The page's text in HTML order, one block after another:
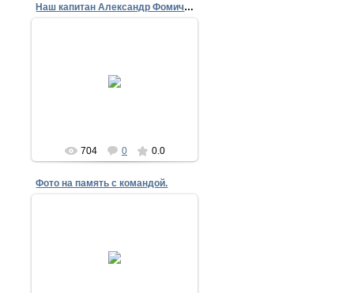
Наш капитан Александр Фомичев
17 мая 2014
704 0 0.0
Фото на память с командой.
17 мая 2014